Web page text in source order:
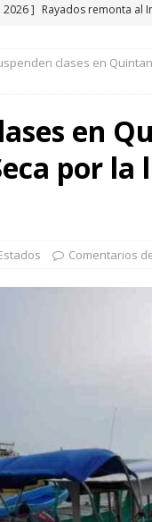
2026 ] Rayados remonta al
2026 ] Ya cantó el gallo
2026 ] Transforma vidas 4T
clases en
en
por la
Comentarios